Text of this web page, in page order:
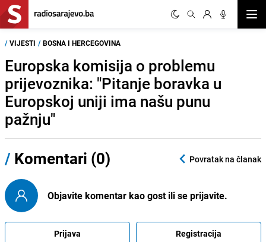
/ VIJESTI / BOSNA I HERCEGOVINA
Europska komisija o problemu
prijevoznika: "Pitanje boravka u
Europskoj uniji ima našu punu
pažnju"
/ Komentari (0) Povratak na članak
Objavite komentar kao gost ili se prijavite.
Prijava Registracija